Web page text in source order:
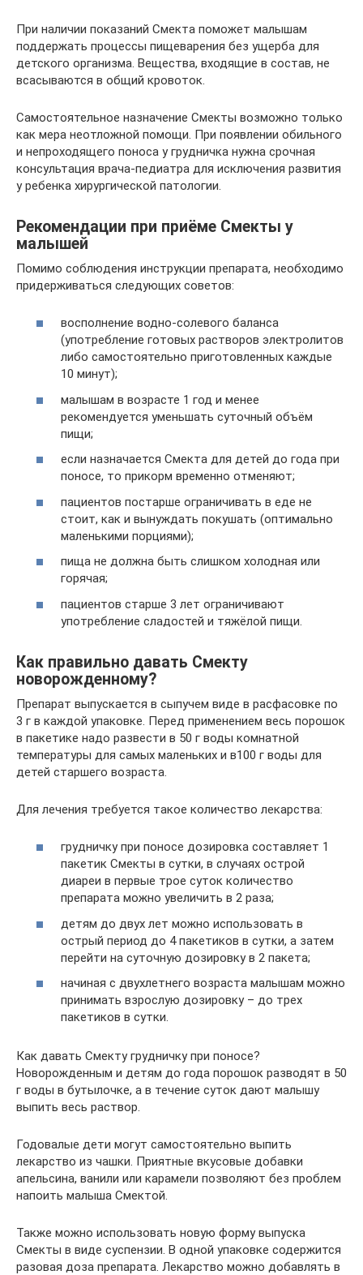
При наличии показаний Смекта поможет малышам
поддержать процессы пищеварения без ущерба для
детского организма. Вещества, входящие в состав, не
всасываются в общий кровоток.
Самостоятельное назначение Смекты возможно только
как мера неотложной помощи. При появлении обильного
и непроходящего поноса у грудничка нужна срочная
консультация врача-педиатра для исключения развития
у ребенка хирургической патологии.
Рекомендации при приёме Смекты у
малышей
Помимо соблюдения инструкции препарата, необходимо
придерживаться следующих советов:
восполнение водно-солевого баланса
(употребление готовых растворов электролитов
либо самостоятельно приготовленных каждые
10 минут);
малышам в возрасте 1 год и менее
рекомендуется уменьшать суточный объём
пищи;
если назначается Смекта для детей до года при
поносе, то прикорм временно отменяют;
пациентов постарше ограничивать в еде не
стоит, как и вынуждать покушать (оптимально
маленькими порциями);
пища не должна быть слишком холодная или
горячая;
пациентов старше 3 лет ограничивают
употребление сладостей и тяжёлой пищи.
Как правильно давать Смекту
новорожденному?
Препарат выпускается в сыпучем виде в расфасовке по
3 г в каждой упаковке. Перед применением весь порошок
в пакетике надо развести в 50 г воды комнатной
температуры для самых маленьких и в100 г воды для
детей старшего возраста.
Для лечения требуется такое количество лекарства:
грудничку при поносе дозировка составляет 1
пакетик Смекты в сутки, в случаях острой
диареи в первые трое суток количество
препарата можно увеличить в 2 раза;
детям до двух лет можно использовать в
острый период до 4 пакетиков в сутки, а затем
перейти на суточную дозировку в 2 пакета;
начиная с двухлетнего возраста малышам можно
принимать взрослую дозировку – до трех
пакетиков в сутки.
Как давать Смекту грудничку при поносе?
Новорожденным и детям до года порошок разводят в 50
г воды в бутылочке, а в течение суток дают малышу
выпить весь раствор.
Годовалые дети могут самостоятельно выпить
лекарство из чашки. Приятные вкусовые добавки
апельсина, ванили или карамели позволяют без проблем
напоить малыша Смектой.
Также можно использовать новую форму выпуска
Смекты в виде суспензии. В одной упаковке содержится
разовая доза препарата. Лекарство можно добавлять в